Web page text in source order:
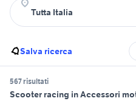
Salva ricerca
567 risultati
Scooter racing in Accessori